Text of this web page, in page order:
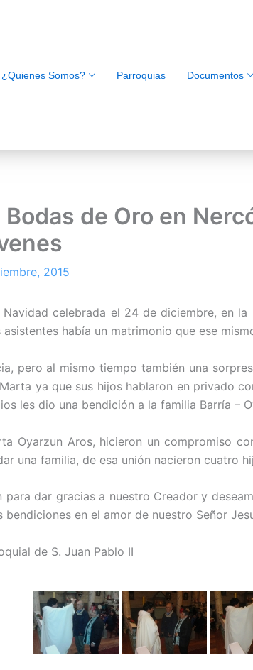
¿Quienes Somos? Parroquias Documentos
de Oro en
2015
celebrada el 24 de diciembre, en
había un matrimonio que ese
pero al mismo tiempo también una
ya que sus hijos hablaron en privado
les dio una bendición a la familia Barría –
Oyarzun Aros, hicieron un compromiso
una familia, de esa unión nacieron cuatro
para dar gracias a nuestro Creador y
en el amor de nuestro Señor
de S. Juan Pablo II